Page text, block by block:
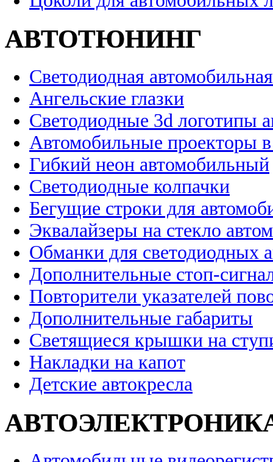
АВТОТЮНИНГ
Светодиодная
Ангельские глазки
Светодиодные 3d логотипы
Автомобильные проекторы
Гибкий неон автомобильный
Светодиодные колпачки
Бегущие строки для
Эквалайзеры на стекло
Обманки для светодиодных
Дополнительные стоп-
Повторители указателей
Дополнительные габариты
Светящиеся крышки на
Накладки на капот
Детские автокресла